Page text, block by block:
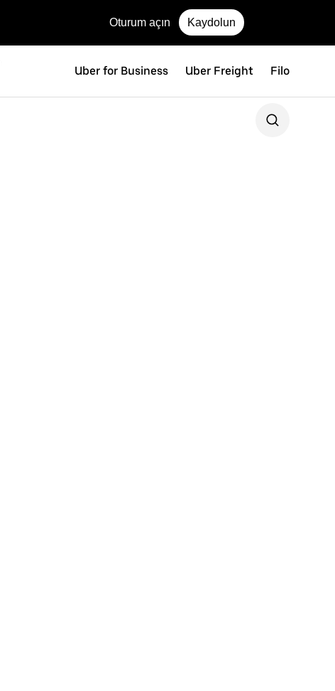
Oturum açın Kaydolun
Uber for Business Uber Freight Filo